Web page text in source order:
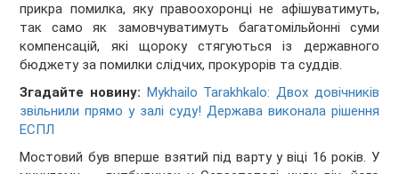
прикра помилка, яку правоохоронці не афішуватимуть,
так само як замовчуватимуть багатомільйонні суми
компенсацій, які щороку стягуються із державного
бюджету за помилки слідчих, прокурорів та суддів.
Згадайте новину: Mykhailo Tarakhkalo: Двох довічників
звільнили прямо у залі суду! Держава виконала рішення
ЕСПЛ
Мостовий був вперше взятий під варту у віці 16 років. У